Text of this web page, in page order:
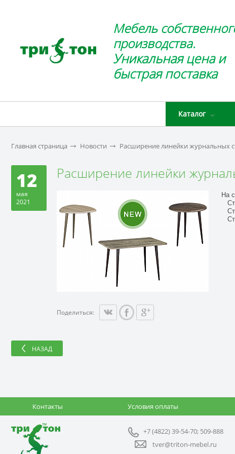
Мебель
производства.
Уникальная цена и
быстрая поставка
Каталог
Главная страница Новости Расширение линейки журнальных
12
мая
2021
Расширение линейки
На
Поделиться:
НАЗАД
Контакты Условия оплаты
+7 (4822) 39-54-70; 509-888
tver@triton-mebel.ru